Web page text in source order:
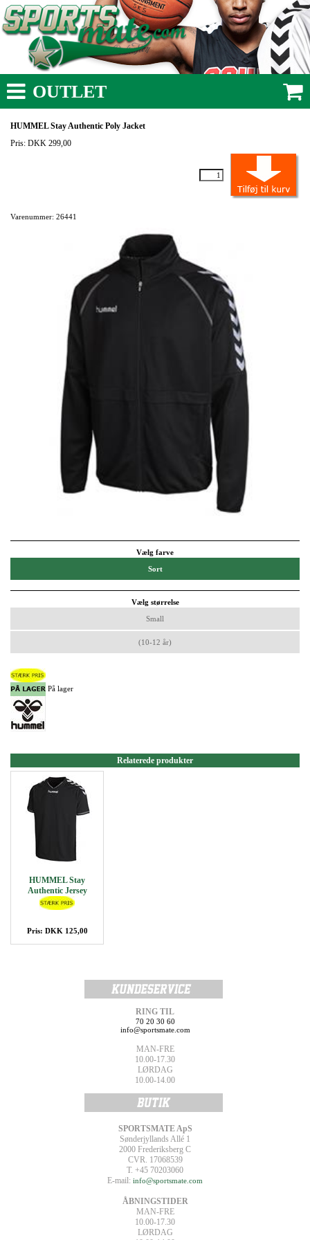
OUTLET
HUMMEL Stay Authentic Poly Jacket
Pris: DKK 299,00
Varenummer: 26441
Vælg farve
Sort
Vælg størrelse
Small
(10-12 år)
På lager
Relaterede produkter
HUMMEL Stay
Authentic Jersey
Pris: DKK 125,00
RING TIL
70 20 30 60
info@sportsmate.com
MAN-FRE
10.00-17.30
LØRDAG
10.00-14.00
SPORTSMATE ApS
Sønderjyllands Allé 1
2000 Frederiksberg C
CVR. 17068539
T. +45 70203060
E-mail: info@sportsmate.com
ÅBNINGSTIDER
MAN-FRE
10.00-17.30
LØRDAG